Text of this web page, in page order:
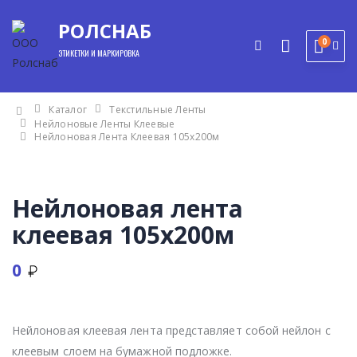
РОЛСНАБ
ЭТИКЕТКИ И МАРКИРОВКА
0
Каталог
Текстильные Ленты
Нейлоновые Ленты Клеевые
Нейлоновая Лента Клеевая 105x200м
Нейлоновая лента
клеевая 105x200м
0
Нейлоновая клеевая лента представляет собой нейлон с
клеевым слоем на бумажной подложке.